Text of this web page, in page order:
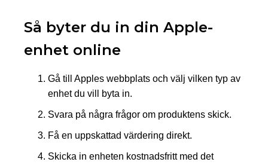
Så byter du in din Apple-
enhet online
Gå till Apples webbplats och välj vilken typ av
enhet du vill byta in.
Svara på några frågor om produktens skick.
Få en uppskattad värdering direkt.
Skicka in enheten kostnadsfritt med det